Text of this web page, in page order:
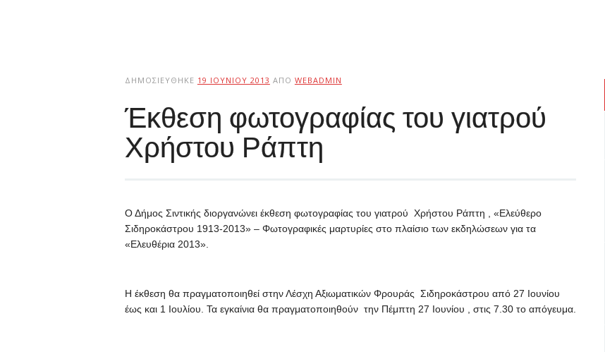
ΔΗΜΟΣΙΕΎΘΗΚΕ 19 ΙΟΥΝΊΟΥ 2013 ΑΠΌ WEBADMIN
Έκθεση φωτογραφίας του γιατρού
Χρήστου Ράπτη
Ο Δήμος Σιντικής διοργανώνει έκθεση φωτογραφίας του γιατρού Χρήστου Ράπτη , «Ελεύθερο
Σιδηροκάστρου 1913-2013» – Φωτογραφικές μαρτυρίες στο πλαίσιο των εκδηλώσεων για τα
«Ελευθέρια 2013».
Η έκθεση θα πραγματοποιηθεί στην Λέσχη Αξιωματικών Φρουράς Σιδηροκάστρου από 27 Ιουνίου
έως και 1 Ιουλίου. Τα εγκαίνια θα πραγματοποιηθούν την Πέμπτη 27 Ιουνίου , στις 7.30 το απόγευμα.